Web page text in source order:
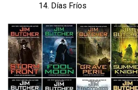
Días Fríos